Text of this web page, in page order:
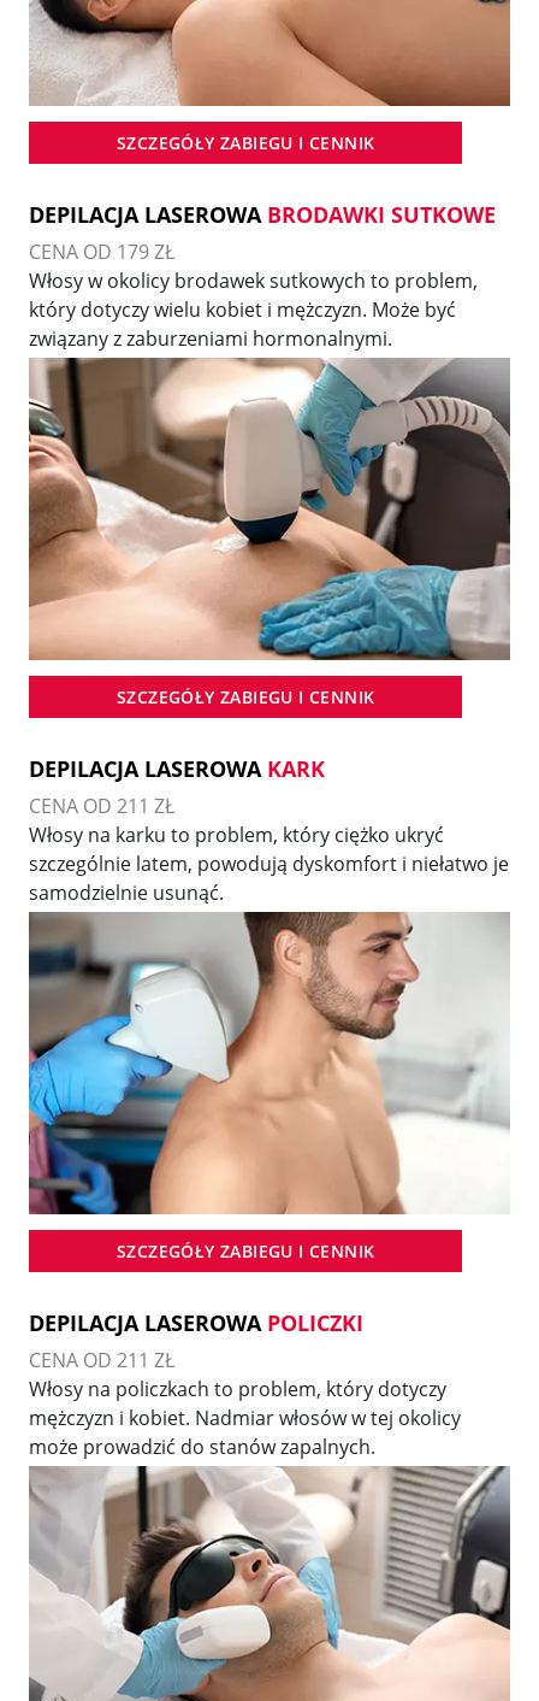
SZCZEGÓŁY ZABIEGU I CENNIK
DEPILACJA LASEROWA BRODAWKI SUTKOWE
CENA OD 179 ZŁ
Włosy w okolicy brodawek sutkowych to problem,
który dotyczy wielu kobiet i mężczyzn. Może być
związany z zaburzeniami hormonalnymi.
SZCZEGÓŁY ZABIEGU I CENNIK
DEPILACJA LASEROWA KARK
CENA OD 211 ZŁ
Włosy na karku to problem, który ciężko ukryć
szczególnie latem, powodują dyskomfort i niełatwo je
samodzielnie usunąć.
SZCZEGÓŁY ZABIEGU I CENNIK
DEPILACJA LASEROWA POLICZKI
CENA OD 211 ZŁ
Włosy na policzkach to problem, który dotyczy
mężczyzn i kobiet. Nadmiar włosów w tej okolicy
może prowadzić do stanów zapalnych.